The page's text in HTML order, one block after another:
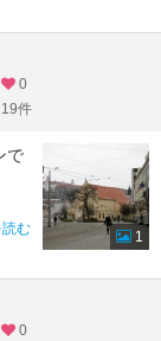
0
件
で
む
1
0